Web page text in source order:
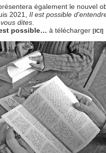
également le nouvel
2021, Il est possible
dites
possible… à télécharger [ICI]